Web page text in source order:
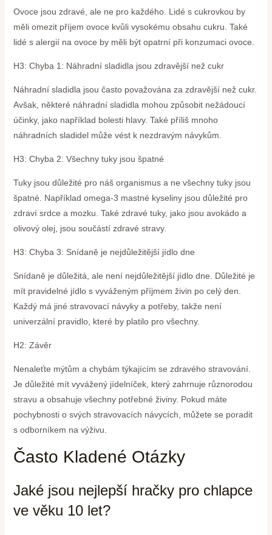
Ovoce jsou zdravé, ale ne pro každého. Lidé s cukrovkou by
měli omezit příjem ovoce kvůli vysokému obsahu cukru. Také
lidé s alergií na ovoce by měli být opatrní při konzumaci ovoce.
H3: Chyba 1: Náhradní sladidla jsou zdravější než cukr
Náhradní sladidla jsou často považována za zdravější než cukr.
Avšak, některé náhradní sladidla mohou způsobit nežádoucí
účinky, jako například bolesti hlavy. Také příliš mnoho
náhradních sladidel může vést k nezdravým návykům.
H3: Chyba 2: Všechny tuky jsou špatné
Tuky jsou důležité pro náš organismus a ne všechny tuky jsou
špatné. Například omega-3 mastné kyseliny jsou důležité pro
zdraví srdce a mozku. Také zdravé tuky, jako jsou avokádo a
olivový olej, jsou součástí zdravé stravy.
H3: Chyba 3: Snídaně je nejdůležitější jídlo dne
Snídaně je důležitá, ale není nejdůležitější jídlo dne. Důležité je
mít pravidelné jídlo s vyváženým příjmem živin po celý den.
Každý má jiné stravovací návyky a potřeby, takže není
univerzální pravidlo, které by platilo pro všechny.
H2: Závěr
Nenaleťte mýtům a chybám týkajícím se zdravého stravování.
Je důležité mít vyvážený jídelníček, který zahrnuje různorodou
stravu a obsahuje všechny potřebné živiny. Pokud máte
pochybnosti o svých stravovacích návycích, můžete se poradit
s odborníkem na výživu.
Často Kladené Otázky
Jaké jsou nejlepší hračky pro chlapce
ve věku 10 let?